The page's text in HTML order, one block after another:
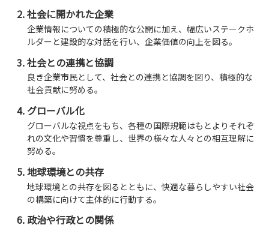
社会に開かれた企業
企業情報についての積極的な公開に加え、幅広いステークホ
ルダーと建設的な対話を行い、企業価値の向上を図る。
社会との連携と協調
良き企業市民として、社会との連携と協調を図り、積極的な
社会貢献に努める。
グローバル化
グローバルな視点をもち、各種の国際規範はもとよりそれぞ
れの文化や習慣を尊重し、世界の様々な人々との相互理解に
努める。
地球環境との共存
地球環境との共存を図るとともに、快適な暮らしやすい社会
の構築に向けて主体的に行動する。
政治や行政との関係